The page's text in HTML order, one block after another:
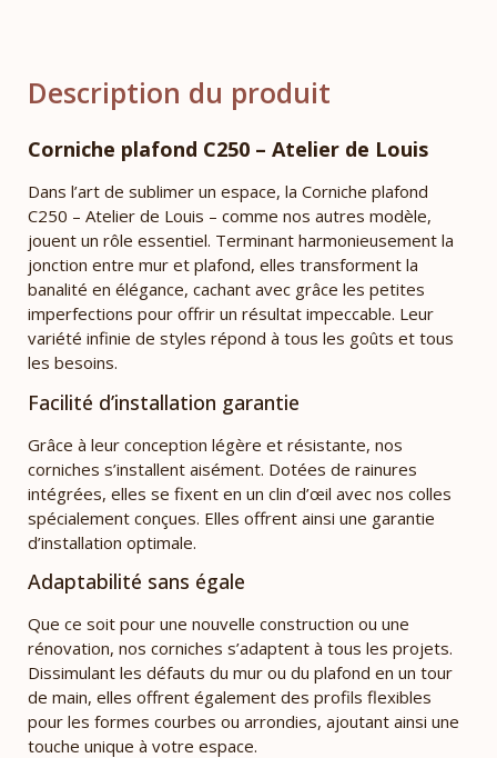
Description du produit
Corniche plafond C250 – Atelier de Louis
Dans l’art de sublimer un espace, la Corniche plafond
C250 – Atelier de Louis – comme nos autres modèle,
jouent un rôle essentiel. Terminant harmonieusement la
jonction entre mur et plafond, elles transforment la
banalité en élégance, cachant avec grâce les petites
imperfections pour offrir un résultat impeccable. Leur
variété infinie de styles répond à tous les goûts et tous
les besoins.
Facilité d’installation garantie
Grâce à leur conception légère et résistante, nos
corniches s’installent aisément. Dotées de rainures
intégrées, elles se fixent en un clin d’œil avec nos colles
spécialement conçues. Elles offrent ainsi une garantie
d’installation optimale.
Adaptabilité sans égale
Que ce soit pour une nouvelle construction ou une
rénovation, nos corniches s’adaptent à tous les projets.
Dissimulant les défauts du mur ou du plafond en un tour
de main, elles offrent également des profils flexibles
pour les formes courbes ou arrondies, ajoutant ainsi une
touche unique à votre espace.